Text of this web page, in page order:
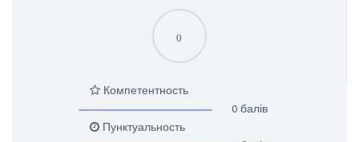
0
Компетентность
0 балів
Пунктуальность